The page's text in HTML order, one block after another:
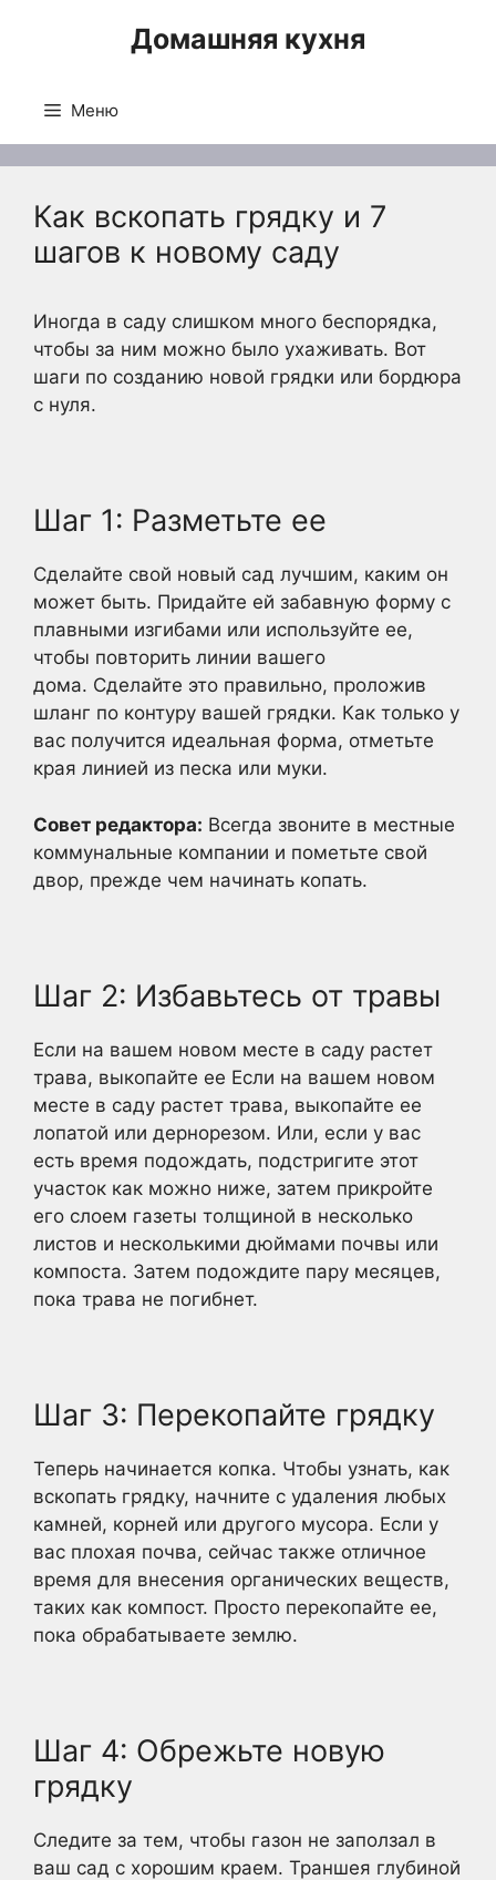
Домашняя кухня
Меню
Как вскопать грядку и 7
шагов к новому саду
Иногда в саду слишком много беспорядка,
чтобы за ним можно было ухаживать. Вот
шаги по созданию новой грядки или бордюра
с нуля.
Шаг 1: Разметьте ее
Сделайте свой новый сад лучшим, каким он
может быть. Придайте ей забавную форму с
плавными изгибами или используйте ее,
чтобы повторить линии вашего
дома. Сделайте это правильно, проложив
шланг по контуру вашей грядки. Как только у
вас получится идеальная форма, отметьте
края линией из песка или муки.
Совет редактора: Всегда звоните в местные
коммунальные компании и пометьте свой
двор, прежде чем начинать копать.
Шаг 2: Избавьтесь от травы
Если на вашем новом месте в саду растет
трава, выкопайте ее Если на вашем новом
месте в саду растет трава, выкопайте ее
лопатой или дернорезом. Или, если у вас
есть время подождать, подстригите этот
участок как можно ниже, затем прикройте
его слоем газеты толщиной в несколько
листов и несколькими дюймами почвы или
компоста. Затем подождите пару месяцев,
пока трава не погибнет.
Шаг 3: Перекопайте грядку
Теперь начинается копка. Чтобы узнать, как
вскопать грядку, начните с удаления любых
камней, корней или другого мусора. Если у
вас плохая почва, сейчас также отличное
время для внесения органических веществ,
таких как компост. Просто перекопайте ее,
пока обрабатываете землю.
Шаг 4: Обрежьте новую
грядку
Следите за тем, чтобы газон не заползал в
ваш сад с хорошим краем. Траншея глубиной